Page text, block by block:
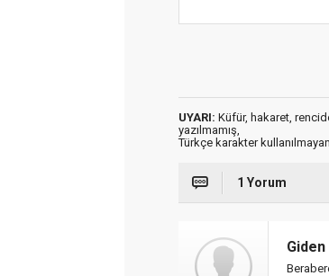
UYARI: Küfür, hakaret,
yazılmamış,
Türkçe karakter
1 Yorum